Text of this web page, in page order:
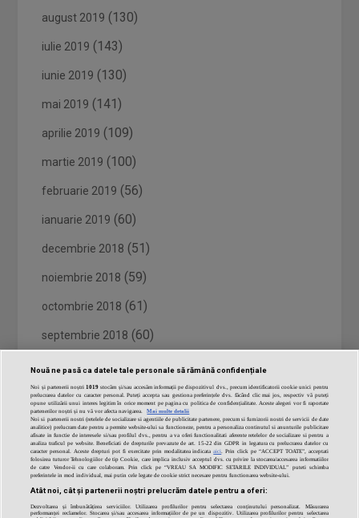
august 2019 (130)
iulie 2019 (143)
iunie 2019 (130)
mai 2019 (141)
aprilie 2019 (109)
martie 2019 (100)
februarie 2019 (56)
ianuarie 2019 (60)
decembrie 2018 (51)
noiembrie 2018 (59)
octombrie 2018 (61)
septembrie 2018 (60)
august 2018 (62)
iulie 2018(62)
iunie 2018(26)
Nouă ne pasă ca datele tale personale să rămână confidențiale
Noi și partenerii noștri1019 stocăm și/sau accesăm informații pe dispozitivul dvs., precum identificatorii cookie unici pentru
prelucrarea datelor cu caracter personal. Puteți accepta sau gestiona preferințele dvs. făcând clic mai jos, respectiv vă puteți
opune utilizării unui interes legitim în orice moment pe pagina cu politica de confidențialitate. Aceste alegeri vor fi raportate
partenerilor noștri și nu vă vor afecta navigarea.
Mai multe detalii
Noi si partenerii nostri (retelele de socializare si agentiile de publicitate partenere, precum si furnizorii nostri de servicii de date
analitice) prelucram date pentru a permite website-ului sa functioneze, pentru a personaliza continutul si anunturile publicitare
afisate in functie de interesele si/sau profilul dvs., pentru a va oferi functionalitati aferente retelelor de socializare si pentru a
analiza traficul pe website. Beneficiati de drepturile prevazute de art. 15-22 din GDPR in legatura cu prelucrarea datelor cu
caracter personal. Aceste drepturi pot fi exercitate prin modalitatea indicataaici. Prin click pe “ACCEPT TOATE”, acceptati
folosirea tuturor Tehnologiilor de tip Cookie, care implica inclusiv acceptul dvs. cu privire la stocarea/accesarea informatiilor
de catre Vendor-ii cu care colaboram. Prin click pe “VREAU SA MODIFIC SETARILE INDIVIDUAL” puteti schimba
preferintele in mod individual, mai putin cele legate de cookie strict necesare pentru functionarea website-ului.
Atât noi, cât și partenerii noștri prelucrăm datele pentru a oferi:
Dezvoltarea și îmbunătățirea serviciilor. Utilizarea profilurilor pentru selectarea conținutului personalizat. Măsurarea
performanței reclamelor. Stocarea și/sau accesarea informațiilor de pe un dispozitiv. Utilizarea profilurilor pentru selectarea